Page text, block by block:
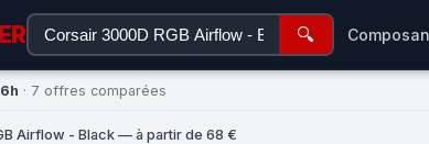
🔍
· 7 offres comparées
Airflow - Black — à partir de 68 €